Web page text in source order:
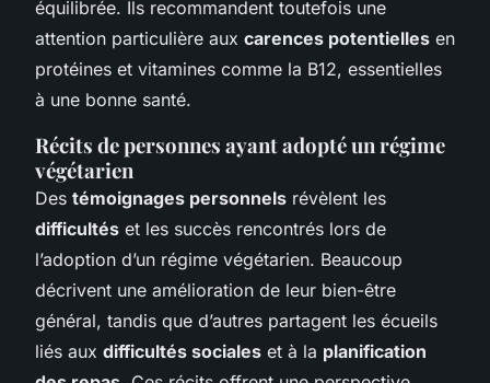
équilibrée. Ils recommandent toutefois une
attention particulière aux carences potentielles en
protéines et vitamines comme la B12, essentielles
à une bonne santé.
Récits de personnes ayant adopté un régime
végétarien
Des témoignages personnels révèlent les
difficultés et les succès rencontrés lors de
l’adoption d’un régime végétarien. Beaucoup
décrivent une amélioration de leur bien-être
général, tandis que d’autres partagent les écueils
liés aux difficultés sociales et à la planification